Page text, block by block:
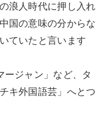
浪人時代に押し入れ
国の意味の分からな
ていたと言います
ージャン」など、タ
キ外国語芸」へとつ